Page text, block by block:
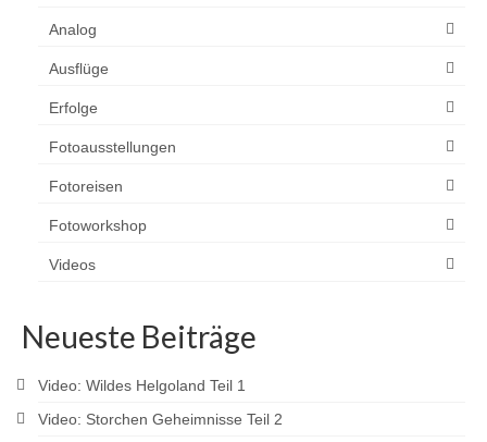
Analog
Ausflüge
Erfolge
Fotoausstellungen
Fotoreisen
Fotoworkshop
Videos
Neueste Beiträge
Video: Wildes Helgoland Teil 1
Video: Storchen Geheimnisse Teil 2